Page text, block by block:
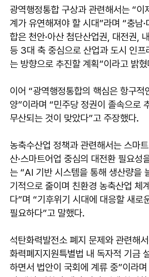
광역행정통합 구상과 관련해서는 “이
계가 유연해져야 할 시대”라며 “충남
합은 천안·아산 첨단산업권, 대전권,
등 3대 축 중심으로 산업과 도시 인프
는 방향으로 추진할 계획”이라고 밝혔
이어 “광역행정통합의 핵심은 항구적
양”이라며 “민주당 정권이 졸속으로
무산되는 것이 맞았다”고 주장했다.
농축수산업 정책과 관련해서는 스마
산·스마트어업 중심의 대전환 필요성
는 “AI 기반 시스템을 통해 생산량을
기적으로 줄이며 친환경 농축산업 체
다”며 “기후위기 시대에 대응할 새로
필요하다”고 말했다.
석탄화력발전소 폐지 문제와 관련해
화력폐지지원특별법 내 독자적 기금
하면서 법안이 국회에 계류 중”이라